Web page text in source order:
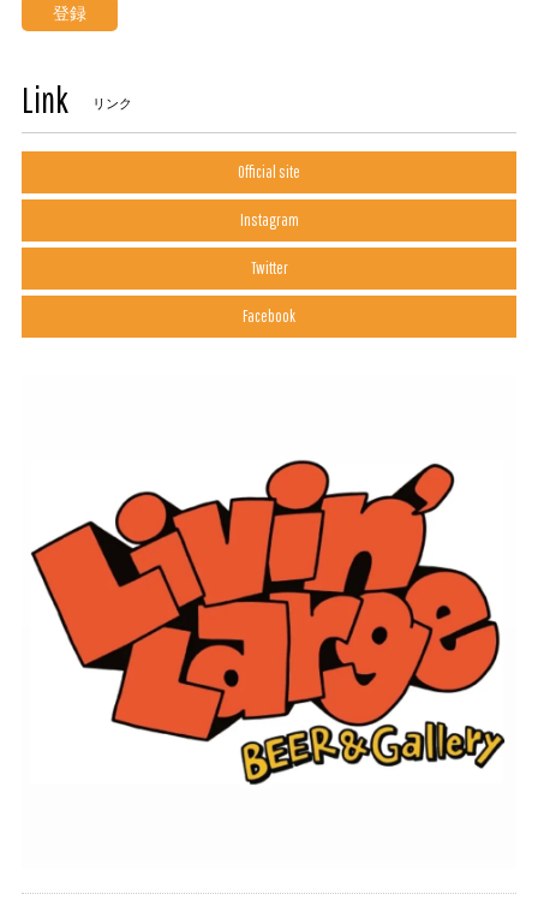
登録
Link リンク
Official site
Instagram
Twitter
Facebook